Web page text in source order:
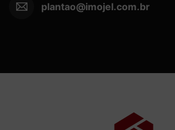
plantao@imojel.com.br